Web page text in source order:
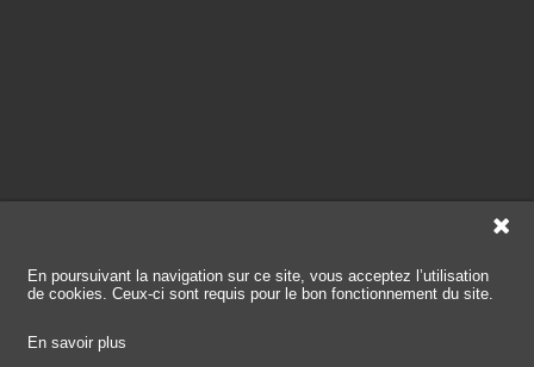
En poursuivant la navigation sur ce site, vous acceptez l’utilisation
de cookies. Ceux-ci sont requis pour le bon fonctionnement du site.
En savoir plus